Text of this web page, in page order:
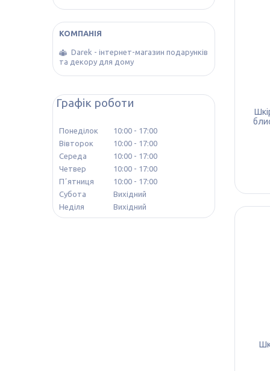
Darek - інтернет-магазин подарунків
та декору для дому
Графік роботи
Понеділок 10:00
17:00
Вівторок
10:00
17:00
Середа
10:00
17:00
Четвер
10:00
17:00
Пʼятниця
10:00
17:00
Субота
Вихідний
Неділя
Вихідний